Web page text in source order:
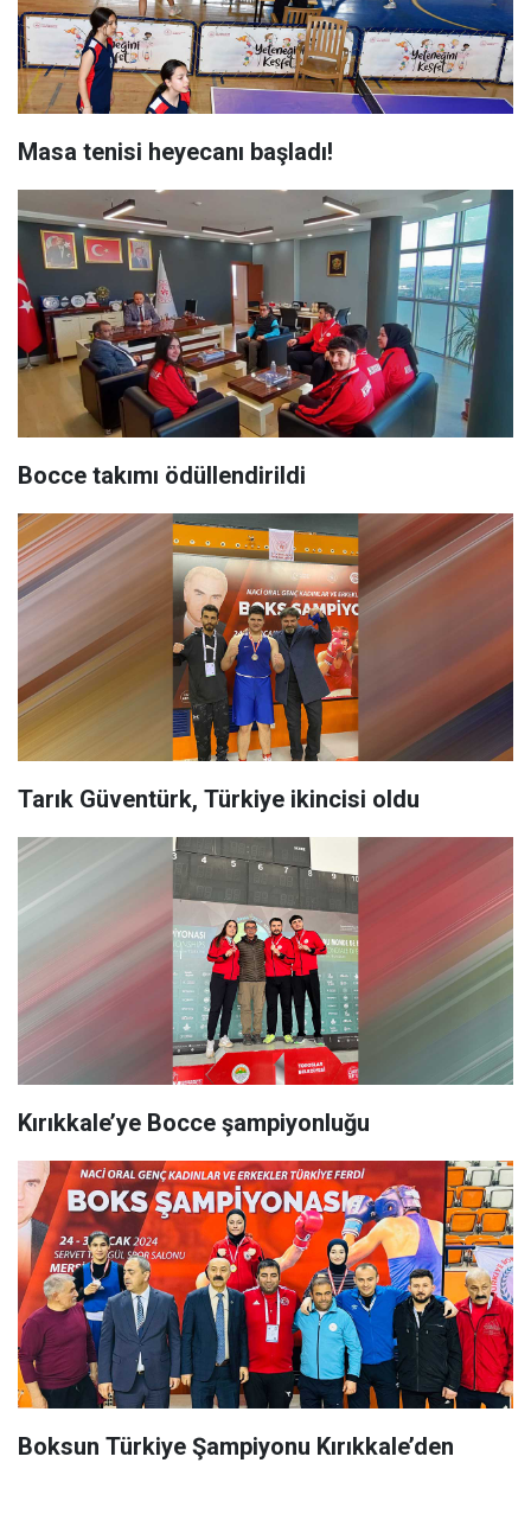
Masa tenisi heyecanı başladı!
Bocce takımı ödüllendirildi
Tarık Güventürk, Türkiye ikincisi oldu
Kırıkkale’ye Bocce şampiyonluğu
Boksun Türkiye Şampiyonu Kırıkkale’den